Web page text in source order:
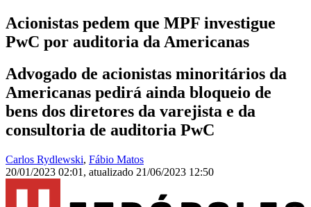
Acionistas pedem que MPF investigue
PwC por auditoria da Americanas
Advogado de acionistas minoritários da
Americanas pedirá ainda bloqueio de
bens dos diretores da varejista e da
consultoria de auditoria PwC
Carlos Rydlewski, Fábio Matos
20/01/2023 02:01 , atualizado 21/06/2023 12:50